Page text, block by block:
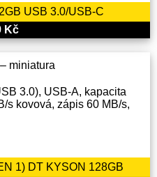
USB 3.0/USB-C
Kč
3.0), USB-A, kapacita
s kovová, zápis 60 MB/s,
1) DT KYSON 128GB